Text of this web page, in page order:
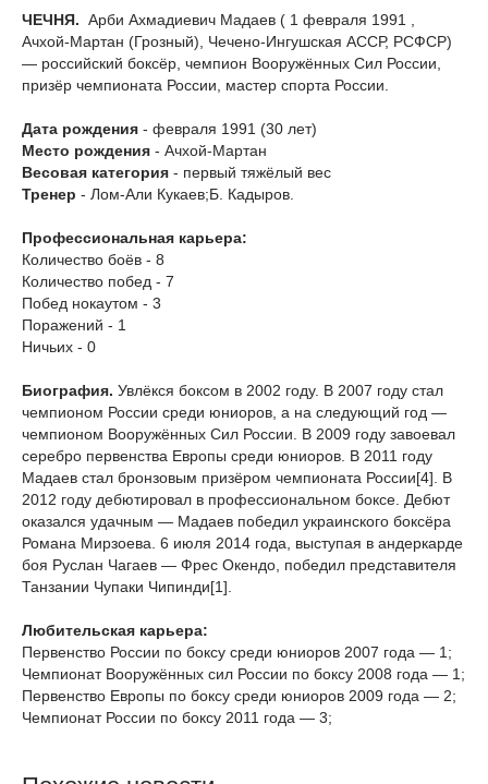
ЧЕЧНЯ. Арби Ахмадиевич Мадаев ( 1 февраля 1991 ,
Ачхой-Мартан (Грозный), Чечено-Ингушская АССР, РСФСР)
— российский боксёр, чемпион Вооружённых Сил России,
призёр чемпионата России, мастер спорта России.
Дата рождения - февраля 1991 (30 лет)
Место рождения - Ачхой-Мартан
Весовая категория - первый тяжёлый вес
Тренер - Лом-Али Кукаев;Б. Кадыров.
Профессиональная карьера:
Количество боёв - 8
Количество побед - 7
Побед нокаутом - 3
Поражений - 1
Ничьих - 0
Биография. Увлёкся боксом в 2002 году. В 2007 году стал
чемпионом России среди юниоров, а на следующий год —
чемпионом Вооружённых Сил России. В 2009 году завоевал
серебро первенства Европы среди юниоров. В 2011 году
Мадаев стал бронзовым призёром чемпионата России[4]. В
2012 году дебютировал в профессиональном боксе. Дебют
оказался удачным — Мадаев победил украинского боксёра
Романа Мирзоева. 6 июля 2014 года, выступая в андеркарде
боя Руслан Чагаев — Фрес Окендо, победил представителя
Танзании Чупаки Чипинди[1].
Любительская карьера:
Первенство России по боксу среди юниоров 2007 года — 1;
Чемпионат Вооружённых сил России по боксу 2008 года — 1;
Первенство Европы по боксу среди юниоров 2009 года — 2;
Чемпионат России по боксу 2011 года — 3;